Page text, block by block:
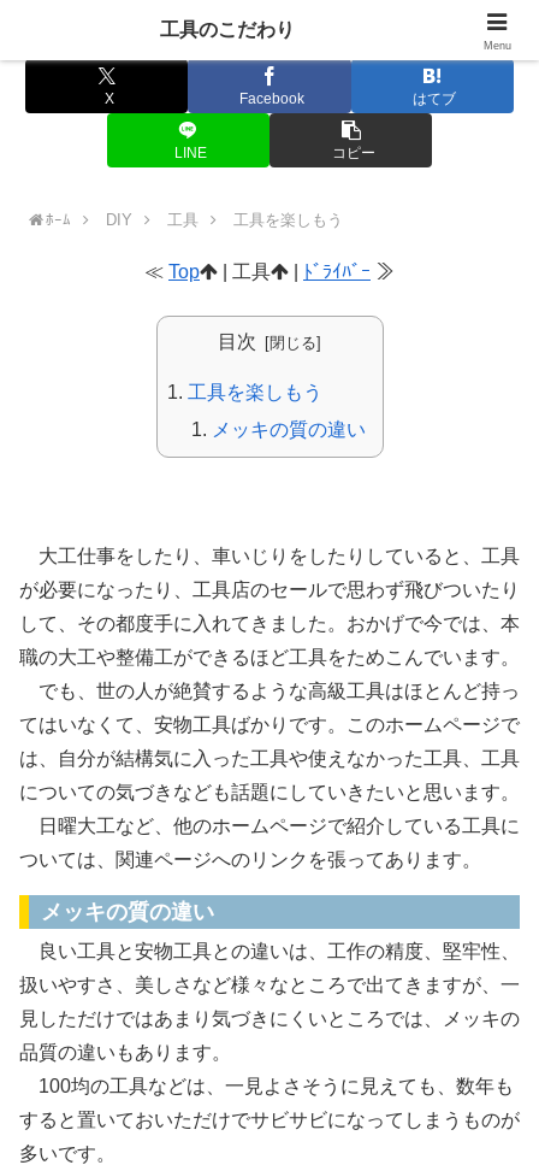
X Facebook はてブ
LINE コピー
ﾎｰﾑ DIY 工具 工具を楽しもう
≪ Top | 工具 ﾄﾞﾗｲﾊﾞｰ ≫
目次
工具を楽しもう
メッキの質の違い
大工仕事をしたり、車いじりをしたりしていると、工具
が必要になったり、工具店のセールで思わず飛びついたり
して、その都度手に入れてきました。おかげで今では、本
職の大工や整備工ができるほど工具をためこんでいます。
でも、世の人が絶賛するような高級工具はほとんど持っ
てはいなくて、安物工具ばかりです。このホームページで
は、自分が結構気に入った工具や使えなかった工具、工具
についての気づきなども話題にしていきたいと思います。
日曜大工など、他のホームページで紹介している工具に
ついては、関連ページへのリンクを張ってあります。
メッキの質の違い
良い工具と安物工具との違いは、工作の精度、堅牢性、
扱いやすさ、美しさなど様々なところで出てきますが、一
見しただけではあまり気づきにくいところでは、メッキの
品質の違いもあります。
100均の工具などは、一見よさそうに見えても、数年も
すると置いておいただけでサビサビになってしまうものが
多いです。
工具のこだわり
Menu